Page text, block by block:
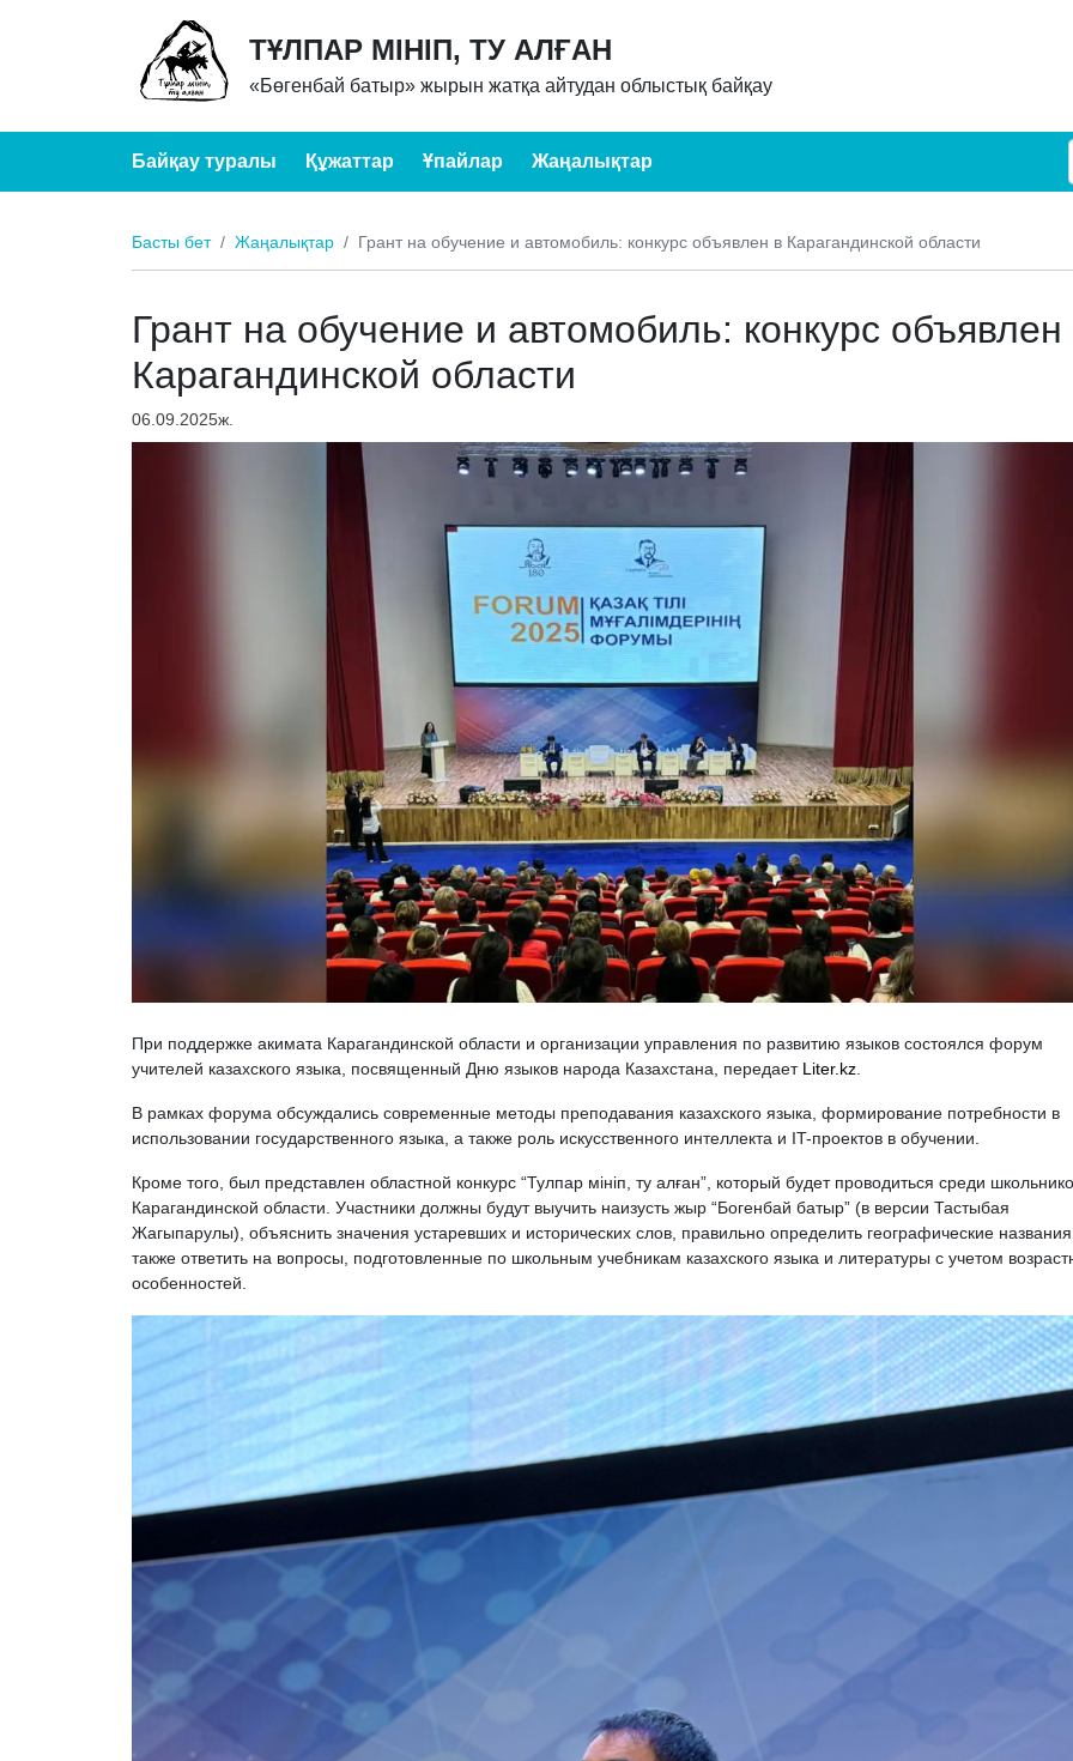
ТҰЛПАР МІНІП, ТУ АЛҒАН
«Бөгенбай батыр» жырын жатқа айтудан облыстық байқау
Байқау туралы Құжаттар Ұпайлар Жаңалықтар
Басты бет Жаңалықтар Грант на обучение и автомобиль: конкурс объявлен в Карагандинской области
Грант на обучение и автомобиль: конкурс объявлен
Карагандинской области
06.09.2025ж.
При поддержке акимата Карагандинской области и организации управления по развитию языков состоялся форум
учителей казахского языка, посвященный Дню языков народа Казахстана, передает Liter.kz.
В рамках форума обсуждались современные методы преподавания казахского языка, формирование потребности в
использовании государственного языка, а также роль искусственного интеллекта и IT-проектов в обучении.
Кроме того, был представлен областной конкурс “Тулпар мініп, ту алған”, который будет проводиться среди
Карагандинской области. Участники должны будут выучить наизусть жыр “Богенбай батыр” (в версии Тастыбая
Жагыпарулы), объяснить значения устаревших и исторических слов, правильно определить географические
также ответить на вопросы, подготовленные по школьным учебникам казахского языка и литературы с учетом
особенностей.